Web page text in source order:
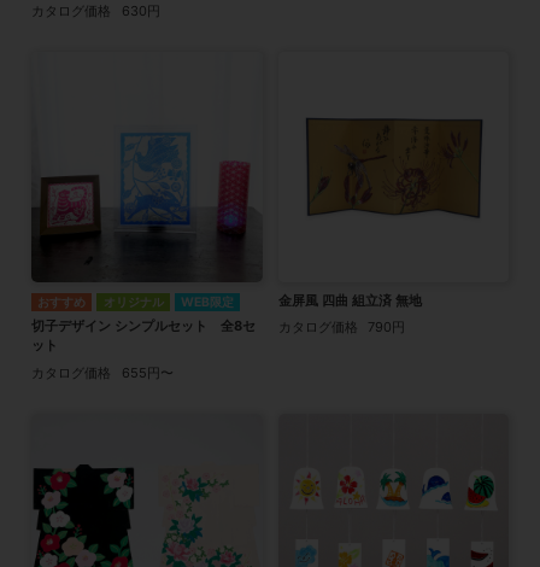
カタログ価格
630円
オリジナル WEB限定
切子デザイン シンプルセット 全8セ
ット
カタログ価格
655円〜
金屏風 四曲 組立済 無地
カタログ価格
790円